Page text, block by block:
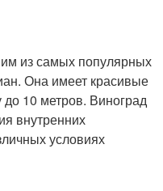
из самых популярных
Она имеет красивые
10 метров. Виноград
внутренних
условиях